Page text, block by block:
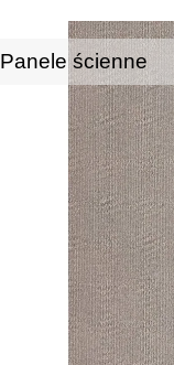
Panele ścienne